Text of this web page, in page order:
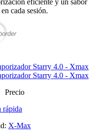
eficiente y un sabor
cada sesión.
Precio
rápida
X-Max